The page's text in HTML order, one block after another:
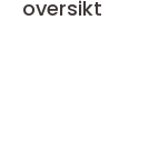
oversikt